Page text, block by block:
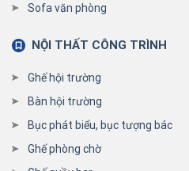
Sofa văn phòng
NỘI THẤT CÔNG TRÌNH
Ghế hội trường
Bàn hội trường
Bục phát biểu, bục tượng bác
Ghế phòng chờ